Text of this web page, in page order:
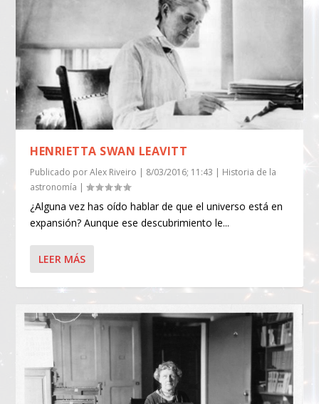
HENRIETTA SWAN LEAVITT
Publicado porAlex Riveiro | 8/03/2016; 11:43 | Historia de la
astronomía |
¿Alguna vez has oído hablar de que el universo está en
expansión? Aunque ese descubrimiento le...
LEER MÁS